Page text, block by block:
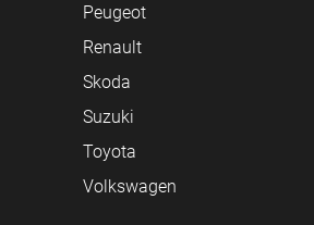
Peugeot
Renault
Skoda
Suzuki
Toyota
Volkswagen